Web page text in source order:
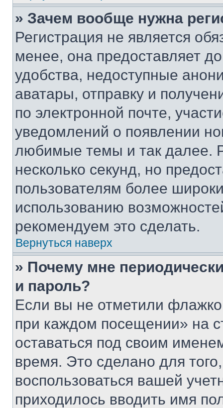
» Зачем вообще нужна
Регистрация не является
менее, она предоставляет
удобства, недоступные
аватары, отправку и
по электронной почте,
уведомлений о появлении
любимые темы и так далее.
несколько секунд, но
пользователям более
использованию
рекомендуем это сделать.
Вернуться наверх
» Почему мне
и пароль?
Если вы не отметили
при каждом посещении» на
оставаться под своим
время. Это сделано для
воспользоваться вашей
приходилось вводить имя